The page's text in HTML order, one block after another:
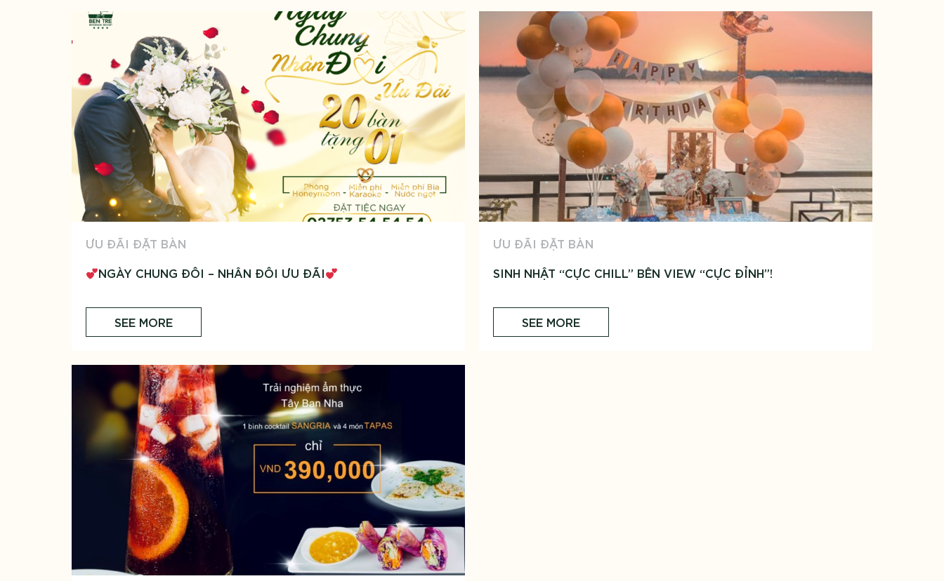
ƯU ĐÃI ĐẶT BÀN
NGÀY CHUNG ĐÔI – NHÂN ĐÔI ƯU ĐÃI
SEE MORE
ƯU ĐÃI ĐẶT BÀN
SINH NHẬT “CỰC CHILL” BÊN VIEW “CỰC ĐỈNH”!
SEE MORE